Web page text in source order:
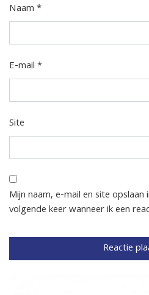
Naam*
E-mail*
Site
Mijn naam, e-mail en site
volgende keer wanneer ik een